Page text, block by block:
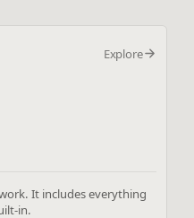
Explore
It includes everything
in.